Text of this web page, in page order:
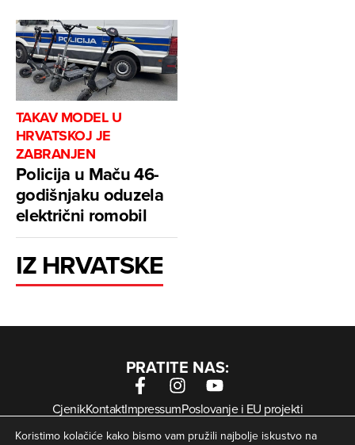
TAKAV MODEL U
HRVATSKOJ JE
ZABRANJEN
Policija u Maču 46-
godišnjaku oduzela
električni romobil
IZ HRVATSKE
PRATITE NAS:
CjenikKontaktImpressumPoslovanje i EU projekti
Arhiva digitalnih novina
Uvjeti korištenjaZaštita privatnosti
Koristimo kolačiće kako bismo vam pružili najbolje iskustvo na